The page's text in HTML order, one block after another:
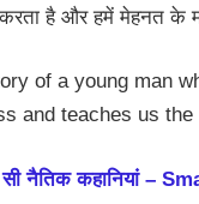
करता है और हमें मेहनत के
of a young man
and teaches us
सी नैतिक कहानियां –